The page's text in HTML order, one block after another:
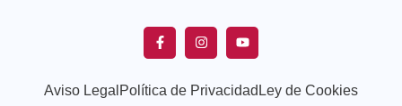
Aviso Legal Política de Privacidad Ley de Cookies